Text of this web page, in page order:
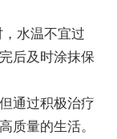
水温不宜过
后及时涂抹保
通过积极治疗
质量的生活。